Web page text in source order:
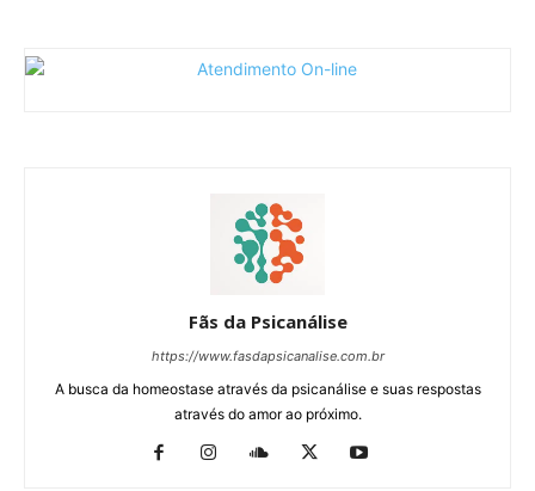
Fãs da Psicanálise
https://www.fasdapsicanalise.com.br
A busca da homeostase através da psicanálise e suas respostas
através do amor ao próximo.